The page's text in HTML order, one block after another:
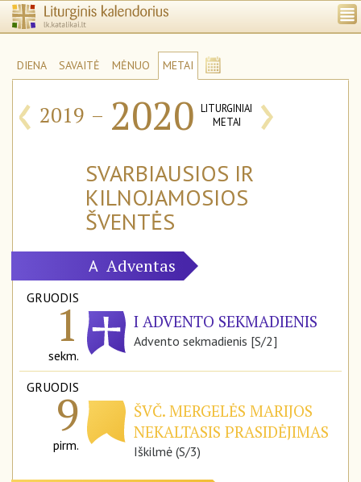
DIENA SAVAITĖ MĖNUO METAI
‹ 2019 – 2020 LITURGINIAI
METAI
›
SVARBIAUSIOS IR
KILNOJAMOSIOS
ŠVENTĖS
A Adventas
GRUODIS
1
sekm.
I ADVENTO SEKMADIENIS
Advento sekmadienis [S/2]
GRUODIS
9
pirm.
ŠVČ. MERGELĖS MARIJOS
NEKALTASIS PRASIDĖJIMAS
Iškilmė (S/3)